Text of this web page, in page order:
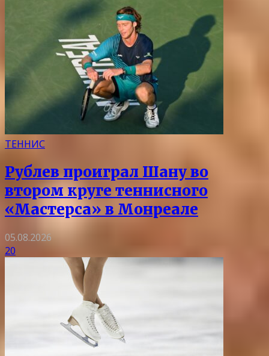
ТЕННИС
Рублев проиграл Шану во
втором круге теннисного
«Мастерса» в Монреале
05.08.2026
20